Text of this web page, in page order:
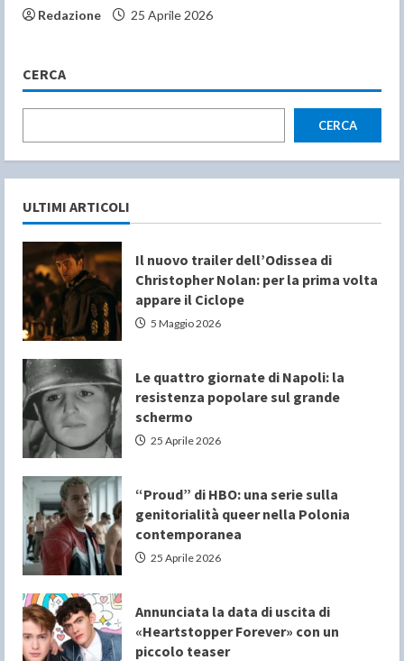
Redazione 25 Aprile 2026
CERCA
CERCA
ULTIMI ARTICOLI
Il nuovo trailer dell’Odissea di
Christopher Nolan: per la prima volta
appare il Ciclope
5 Maggio 2026
Le quattro giornate di Napoli: la
resistenza popolare sul grande
schermo
25 Aprile 2026
“Proud” di HBO: una serie sulla
genitorialità queer nella Polonia
contemporanea
25 Aprile 2026
Annunciata la data di uscita di
«Heartstopper Forever» con un
piccolo teaser